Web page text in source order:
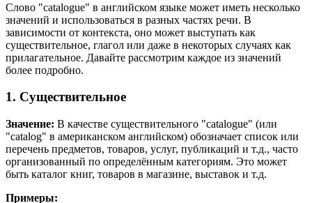
Слово "catalogue" в английском языке может иметь несколько
значений и использоваться в разных частях речи. В
зависимости от контекста, оно может выступать как
существительное, глагол или даже в некоторых случаях как
прилагательное. Давайте рассмотрим каждое из значений
более подробно.
1. Существительное
Значение: В качестве существительного "catalogue" (или
"catalog" в американском английском) обозначает список или
перечень предметов, товаров, услуг, публикаций и т.д., часто
организованный по определённым категориям. Это может
быть каталог книг, товаров в магазине, выставок и т.д.
Примеры: